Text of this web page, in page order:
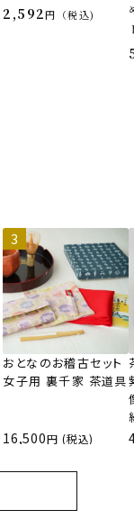
2,592 税込
おとなのお稽古セット
女子用 裏千家 茶道具
16,500 (税込)